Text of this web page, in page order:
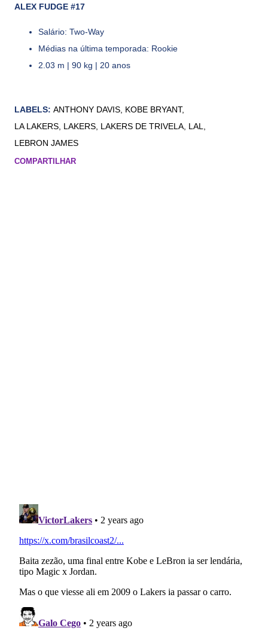
ALEX FUDGE #17
Salário: Two-Way
Médias na última temporada: Rookie
2.03 m | 90 kg | 20 anos
LABELS: ANTHONY DAVIS KOBE BRYANT
LA LAKERS LAKERS LAKERS DE TRIVELA LAL
LEBRON JAMES
COMPARTILHAR